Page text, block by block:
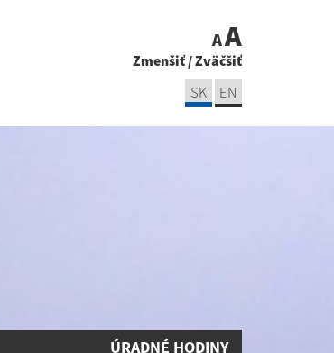
AA
Zmenšiť/Zväčšiť
SK EN
ÚRADNÉ HODINY